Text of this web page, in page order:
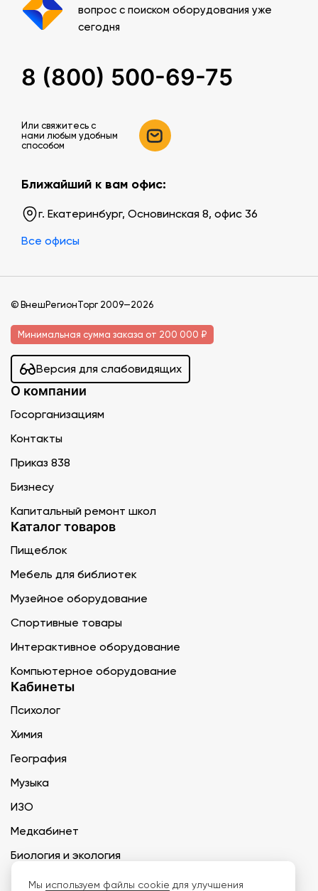
вопрос с поиском оборудования уже
сегодня
8 (800) 500-69-75
Или свяжитесь c
нами любым удобным
способом
Ближайший к вам офис:
г. Екатеринбург, Основинская 8, офис 36
Все офисы
© ВнешРегионТорг 2009—2026
Минимальная сумма заказа от 200 000 ₽
Версия для слабовидящих
О компании
Госорганизациям
Контакты
Приказ 838
Бизнесу
Капитальный ремонт школ
Каталог товаров
Пищеблок
Мебель для библиотек
Музейное оборудование
Спортивные товары
Интерактивное оборудование
Компьютерное оборудование
Кабинеты
Психолог
Химия
География
Музыка
ИЗО
Медкабинет
Биология и экология
Технология
Мы используем файлы cookie для улучшения